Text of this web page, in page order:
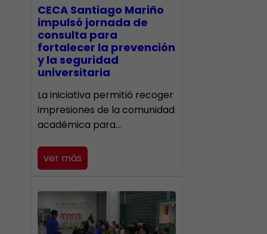
CECA Santiago Mariño
impulsó jornada de
consulta para
fortalecer la prevención
y la seguridad
universitaria
La iniciativa permitió recoger
impresiones de la comunidad
académica para…
ver más